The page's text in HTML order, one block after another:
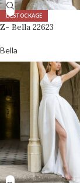
DÉSTOCKAGE
Z- Bella 22623
Bella